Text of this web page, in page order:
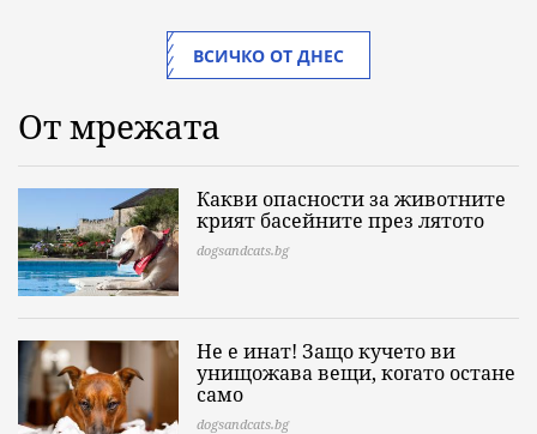
ВСИЧКО ОТ ДНЕС
От мрежата
Какви опасности за животните
крият басейните през лятото
dogsandcats.bg
Не е инат! Защо кучето ви
унищожава вещи, когато остане
само
dogsandcats.bg